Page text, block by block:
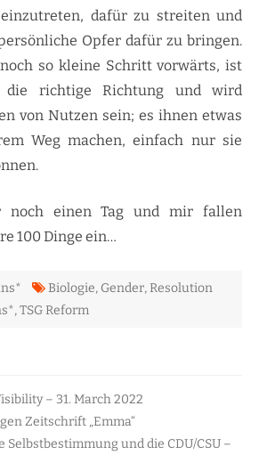
dafür zu streiten und
Opfer dafür zu bringen.
so kleine Schritt vorwärts, ist
richtige Richtung und wird
von Nutzen sein; es ihnen etwas
Weg machen, einfach nur sie
noch einen Tag und mir fallen
100 Dinge ein…
Biologie, Gender,Resolution
,TSG Reform
– 31. March 2022
Zeitschrift „Emma“
Selbstbestimmung und die CDU/CSU –